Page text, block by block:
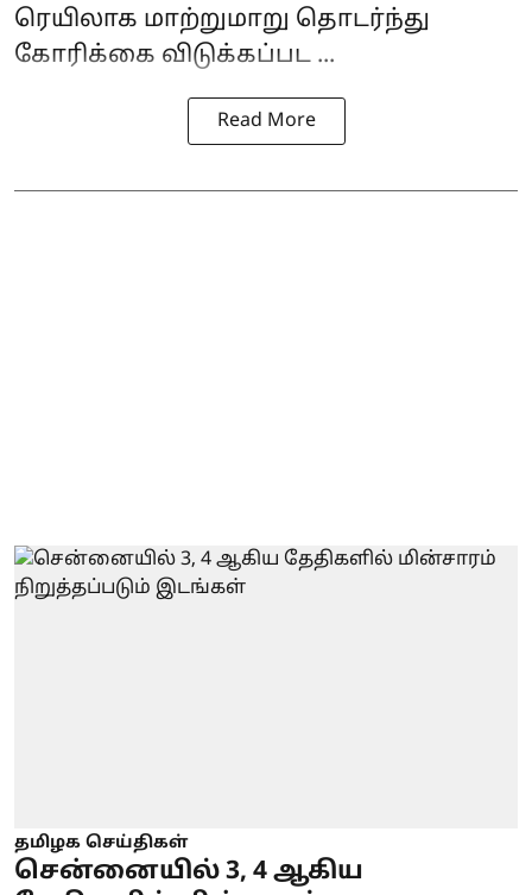
ரெயிலாக மாற்றுமாறு தொடர்ந்து
கோரிக்கை விடுக்கப்பட ...
Read More
தமிழக செய்திகள்
சென்னையில் 3, 4 ஆகிய